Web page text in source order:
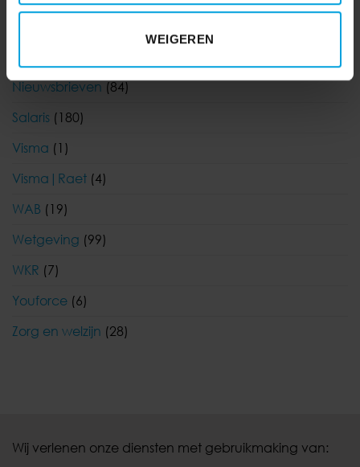
WEIGEREN
Nieuwsbrieven(84)
Salaris (180)
Visma (1)
Visma|Raet (4)
WAB (19)
Wetgeving (99)
WKR (7)
Youforce (6)
Zorg en welzijn (28)
Wij verlenen onze diensten met gebruikmaking van: